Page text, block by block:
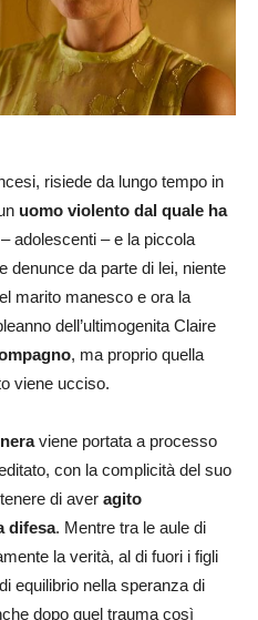
risiede da lungo tempo in
uomo violento dal quale ha
adolescenti – e la piccola
denunce da parte di lei, niente
marito manesco e ora la
dell’ultimogenita Claire
, ma proprio quella
viene ucciso.
viene portata a processo
con la complicità del suo
di aver agito
difesa. Mentre tra le aule di
la verità, al di fuori i figli
equilibrio nella speranza di
dopo quel trauma così